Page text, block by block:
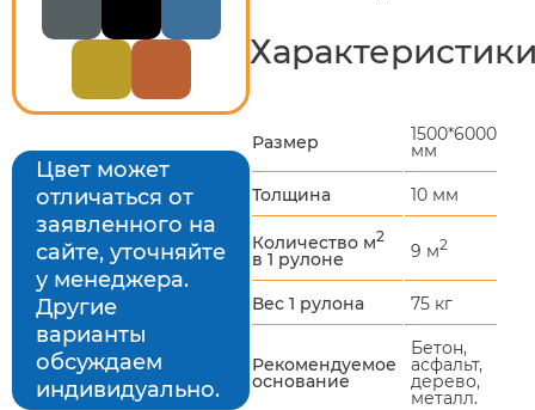
Цвет может
отличаться от
заявленного на
сайте, уточняйте
у менеджера.
Другие
варианты
обсуждаем
индивидуально.
Размер 1500*6000
мм
Толщина 10 мм
Количество м2
в 1 рулоне 9 м2
Вес 1 рулона 75 кг
Рекомендуемое
основание
Бетон,
асфальт,
дерево,
металл.